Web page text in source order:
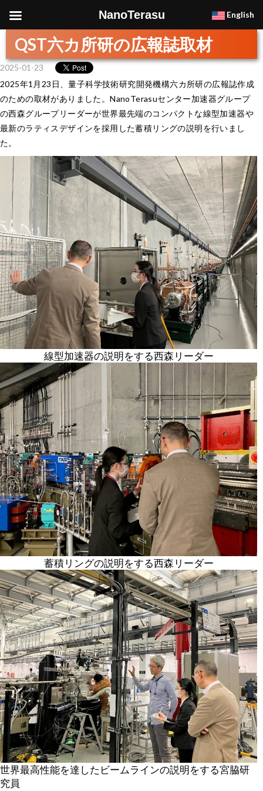
QST六カ所研の広報誌取材
2025-01-23
2025年1月23日、量子科学技術研究開発機構六カ所研の広報誌作成
のための取材がありました。NanoTerasuセンター加速器グループ
の西森グループリーダーが世界最先端のコンパクトな線型加速器や
最新のラティスデザインを採用した蓄積リングの説明を行いまし
た。
線型加速器の説明をする西森リーダー
蓄積リングの説明をする西森リーダー
世界最高性能を達したビームラインの説明をする宮脇研
究員
NanoTerasu English